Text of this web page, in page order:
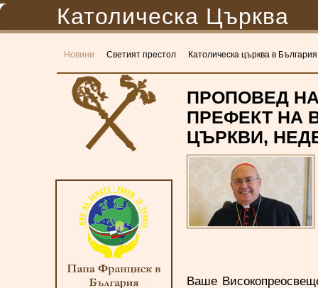
Католическа Църква
Новини Светият престол Католическа църква в България
ПРОПОВЕД
ПРЕФЕКТ НА
ЦЪРКВИ,
Ваше